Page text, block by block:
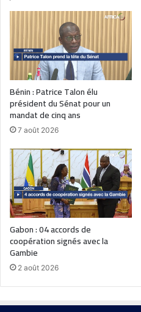
Bénin : Patrice Talon élu
président du Sénat pour un
mandat de cinq ans
7 août 2026
Gabon : 04 accords de
coopération signés avec la
Gambie
2 août 2026